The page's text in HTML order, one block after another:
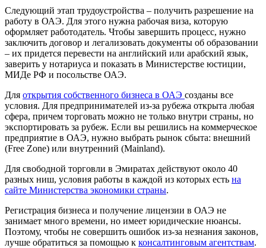
Следующий этап трудоустройства – получить разрешение на
работу в ОАЭ. Для этого нужна рабочая виза, которую
оформляет работодатель. Чтобы завершить процесс, нужно
заключить договор и легализовать документы об образовании
– их придется перевести на английский или арабский язык,
заверить у нотариуса и показать в Министерстве юстиции,
МИДе РФ и посольстве ОАЭ.
Для открытия собственного бизнеса в ОАЭ созданы все
условия. Для предпринимателей из-за рубежа открыта любая
сфера, причем торговать можно не только внутри страны, но
экспортировать за рубеж. Если вы решились на коммерческое
предприятие в ОАЭ, нужно выбрать рынок сбыта: внешний
(Free Zone) или внутренний (Mainland).
Для свободной торговли в Эмиратах действуют около 40
разных ниш, условия работы в каждой из которых есть на
сайте Министерства экономики страны.
Регистрация бизнеса и получение лицензии в ОАЭ не
занимает много времени, но имеет юридические нюансы.
Поэтому, чтобы не совершить ошибок из-за незнания законов,
лучше обратиться за помощью к консалтинговым агентствам.